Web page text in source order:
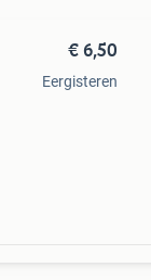
€ 6,50
Eergisteren